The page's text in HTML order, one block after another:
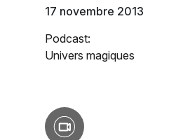
17 novembre 2013
Podcast:
Univers magiques